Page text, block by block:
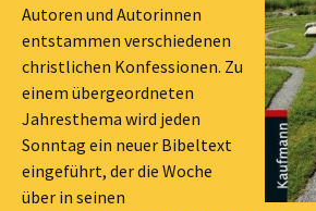
Autoren und Autorinnen
entstammen verschiedenen
christlichen Konfessionen. Zu
einem übergeordneten
Jahresthema wird jeden
Sonntag ein neuer Bibeltext
eingeführt, der die Woche
über in seinen